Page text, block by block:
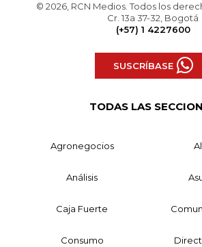
© 2026, RCN Medios. Todos los
Cr. 13a 37-32, Bogotá
(+57) 1 4227600
SUSCRÍBASE
TODAS LAS
Agronegocios
Análisis
Caja Fuerte
Consumo